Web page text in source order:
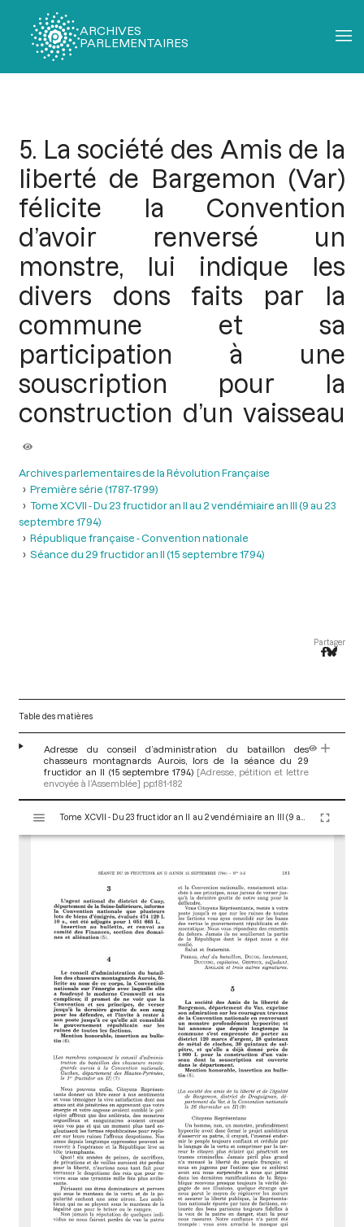
ARCHIVES
PARLEMENTAIRES
5. La société des Amis de la
liberté de Bargemon (Var)
félicite la Convention
d’avoir renversé un
monstre, lui indique les
divers dons faits par la
commune et sa
participation à une
souscription pour la
construction d’un vaisseau
Archives parlementaires de la Révolution Française
Première série (1787-1799)
Tome XCVII - Du 23 fructidor an II au 2 vendémiaire an III (9 au 23
septembre 1794)
République française - Convention nationale
Séance du 29 fructidor an II (15 septembre 1794)
Partager
Table des matières
Adresse du conseil d’administration du bataillon des
chasseurs montagnards Aurois, lors de la séance du 29
fructidor an II (15 septembre 1794) [Adresse, pétition et lettre
envoyée à l’Assemblée] pp.181-182
s